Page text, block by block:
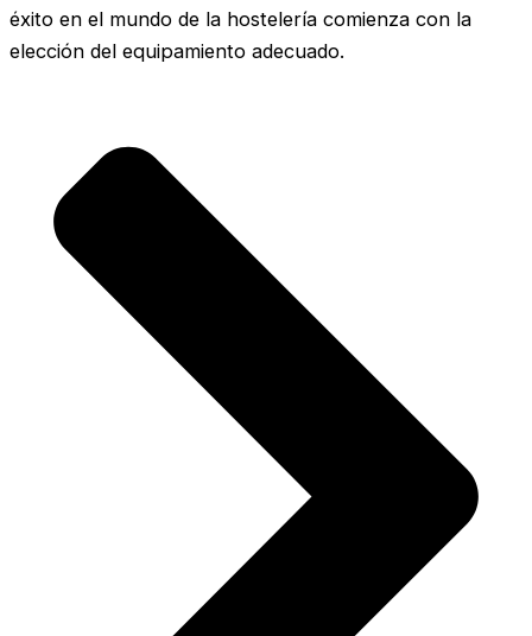
éxito en el mundo de la hostelería comienza con la
elección del equipamiento adecuado.